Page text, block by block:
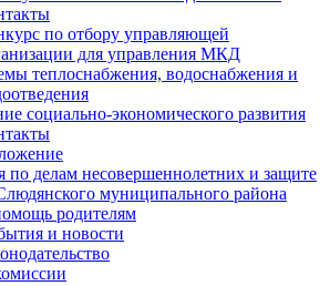
по отбору управляющей
для управления МКД
теплоснабжения, водоснабжения и
социально-экономического развития
по делам несовершеннолетних и защите
муниципального района
родителям
и новости